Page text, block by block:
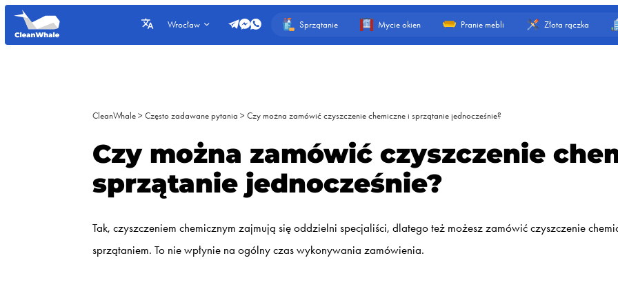
Wrocław Sprzątanie Mycie okien Pranie mebli Złota rączka
CleanWhale >Często zadawane pytania >Czy można zamówić czyszczenie chemiczne i sprzątanie jednocześnie?
Czy można zamówić czyszczenie
sprzątanie jednocześnie?
Tak, czyszczeniem chemicznym zajmują się oddzielni specjaliści, dlatego też możesz zamówić czyszczenie
sprzątaniem. To nie wpłynie na ogólny czas wykonywania zamówienia.